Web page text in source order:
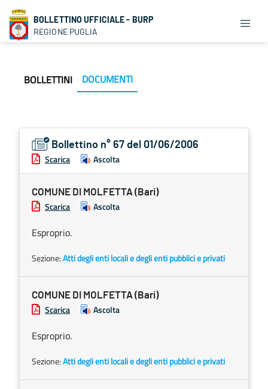
BOLLETTINO UFFICIALE - BURP
REGIONE PUGLIA
BOLLETTINI DOCUMENTI
Bollettino n° 67 del 01/06/2006
Scarica Ascolta
COMUNE DI MOLFETTA (Bari)
Scarica Ascolta
Esproprio.
Sezione:Atti degli enti locali e degli enti pubblici e privati
COMUNE DI MOLFETTA (Bari)
Scarica Ascolta
Esproprio.
Sezione:Atti degli enti locali e degli enti pubblici e privati